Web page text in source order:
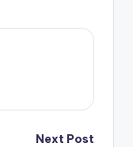
Next Post